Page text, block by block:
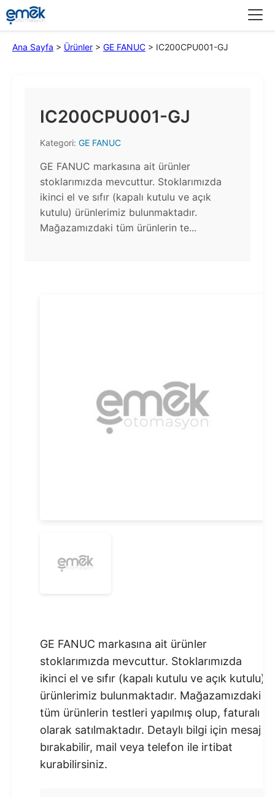
Ana Sayfa > Ürünler > GE FANUC > IC200CPU001-GJ
IC200CPU001-GJ
Kategori: GE FANUC
GE FANUC markasına ait ürünler
stoklarımızda mevcuttur. Stoklarımızda
ikinci el ve sıfır (kapalı kutulu ve açık
kutulu) ürünlerimiz bulunmaktadır.​
Mağazamızdaki tüm ürünlerin te...
GE FANUC markasına ait ürünler
stoklarımızda mevcuttur. Stoklarımızda
ikinci el ve sıfır (kapalı kutulu ve açık kutulu)
ürünlerimiz bulunmaktadır.​ Mağazamızdaki
tüm ürünlerin testleri yapılmış olup, faturalı
olarak satılmaktadır. Detaylı bilgi için mesaj
bırakabilir, mail veya telefon ile irtibat
kurabilirsiniz.